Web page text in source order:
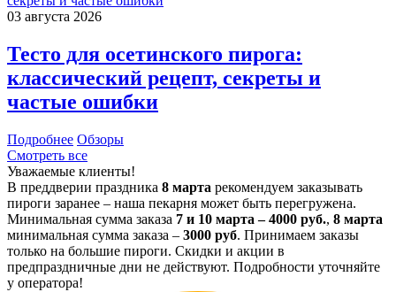
03 августа 2026
Тесто для осетинского пирога:
классический рецепт, секреты и
частые ошибки
Подробнее Обзоры
Смотреть все
Уважаемые клиенты!
В преддверии праздника 8 марта рекомендуем заказывать
пироги заранее – наша пекарня может быть перегружена.
Минимальная сумма заказа 7 и 10 марта – 4000 руб., 8 марта
минимальная сумма заказа – 3000 руб. Принимаем заказы
только на большие пироги. Скидки и акции в
предпраздничные дни не действуют. Подробности уточняйте
у оператора!